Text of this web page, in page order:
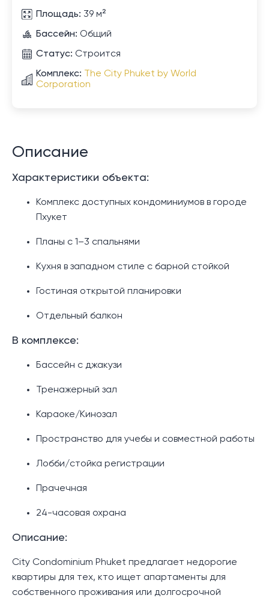
Площадь: 39 м²
Бассейн: Общий
Статус: Строится
Комплекс:
The City Phuket by World
Corporation
Описание
Характеристики объекта:
Комплекс доступных кондоминиумов в городе
Пхукет
Планы с 1–3 спальнями
Кухня в западном стиле с барной стойкой
Гостиная открытой планировки
Отдельный балкон
В комплексе:
Бассейн с джакузи
Тренажерный зал
Караоке/Кинозал
Пространство для учебы и совместной работы
Лобби/стойка регистрации
Прачечная
24-часовая охрана
Описание:
City Condominium Phuket предлагает недорогие
квартиры для тех, кто ищет апартаменты для
собственного проживания или долгосрочной